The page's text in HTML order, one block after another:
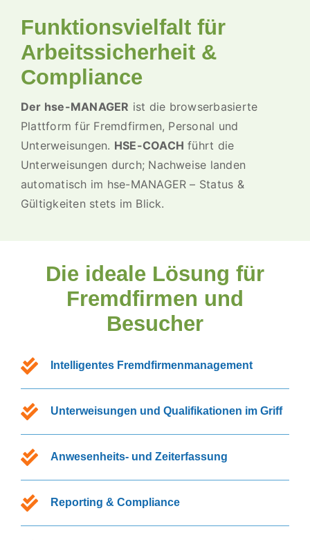
Funktionsvielfalt für
Arbeitssicherheit &
Compliance
Der hse-MANAGER ist die browserbasierte
Plattform für Fremdfirmen, Personal und
Unterweisungen. HSE-COACH führt die
Unterweisungen durch; Nachweise landen
automatisch im hse-MANAGER – Status &
Gültigkeiten stets im Blick.
Die ideale Lösung für
Fremdfirmen und
Besucher
Intelligentes Fremdfirmenmanagement
Unterweisungen und Qualifikationen im Griff
Anwesenheits- und Zeiterfassung
Reporting & Compliance